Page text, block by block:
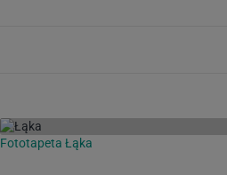
Fototapeta Łąka